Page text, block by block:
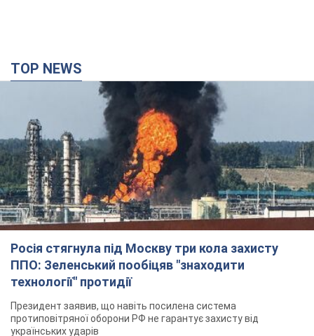
Росія стягнула під Москву три кола захисту
ППО: Зеленський пообіцяв "знаходити
технології" протидії
Президент заявив, що навіть посилена система
протиповітряної оборони РФ не гарантує захисту від
українських ударів
5 часов назад 41,9 т.
Україна придбала у Туреччини 70 балістичних
ракет і багато іншого озброєння: у Держдепі
США оприлюднили список
Держдеп вже поставив до відома американський Конгрес
6 часов назад 11,0 т.